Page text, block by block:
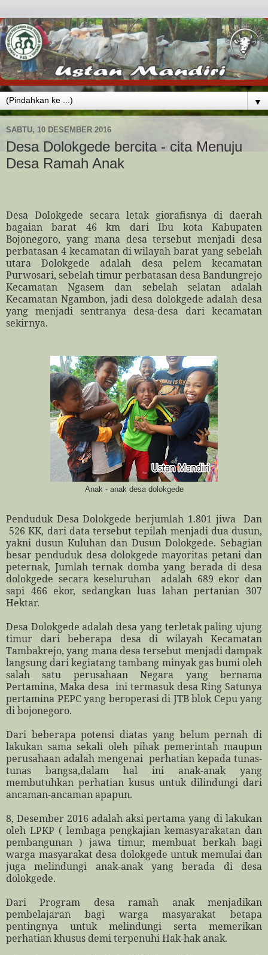
▼
SABTU, 10 DESEMBER 2016
Desa Dolokgede bercita - cita Menuju
Desa Ramah Anak
Desa Dolokgede secara letak giorafisnya di daerah
bagaian barat 46 km dari Ibu kota Kabupaten
Bojonegoro, yang mana desa tersebut menjadi desa
perbatasan 4 kecamatan di wilayah barat yang sebelah
utara Dolokgede adalah desa pelem kecamatan
Purwosari, sebelah timur perbatasan desa Bandungrejo
Kecamatan Ngasem dan sebelah selatan adalah
Kecamatan Ngambon, jadi desa dolokgede adalah desa
yang menjadi sentranya desa-desa dari kecamatan
sekirnya.
Anak - anak desa dolokgede
Penduduk Desa Dolokgede berjumlah 1.801 jiwa
Dan
526 KK, dari data tersebut tepilah menjadi dua dusun,
yakni dusun Kuluhan dan Dusun Dolokgede. Sebagian
besar penduduk desa dolokgede mayoritas petani dan
peternak, Jumlah ternak domba yang berada di desa
dolokgede secara keseluruhan
adalah 689 ekor dan
sapi 466 ekor, sedangkan luas lahan pertanian 307
Hektar.
Desa Dolokgede adalah desa yang terletak paling ujung
timur dari beberapa desa di wilayah Kecamatan
Tambakrejo, yang mana desa tersebut menjadi dampak
langsung dari kegiatang tambang minyak gas bumi oleh
salah satu perusahaan Negara yang bernama
Pertamina, Maka desa ini termasuk desa Ring Satunya
pertamina PEPC yang beroperasi di JTB blok Cepu yang
di bojonegoro.
Dari beberapa potensi diatas yang belum pernah di
lakukan sama sekali oleh pihak pemerintah maupun
perusahaan adalah mengenai perhatian kepada tunas-
tunas bangsa,dalam hal ini anak-anak yang
membutuhkan perhatian kusus untuk dilindungi dari
ancaman-ancaman apapun.
8, Desember 2016 adalah aksi pertama yang di lakukan
oleh LPKP ( lembaga pengkajian kemasyarakatan dan
pembangunan ) jawa timur, membuat berkah bagi
warga masyarakat desa dolokgede untuk memulai dan
juga melindungi anak-anak yang berada di desa
dolokgede.
Dari Program desa ramah anak menjadikan
pembelajaran bagi warga masyarakat betapa
pentingnya untuk melindungi serta memerikan
perhatian khusus demi terpenuhi Hak-hak anak.